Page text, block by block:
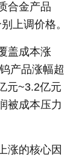
合金产品
上调价格。
盖成本涨
产品涨幅超
元~3.2亿元
被成本压力
涨的核心因